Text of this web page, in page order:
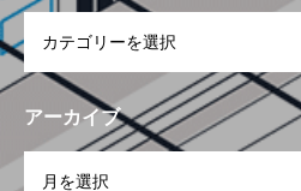
アーカイブ